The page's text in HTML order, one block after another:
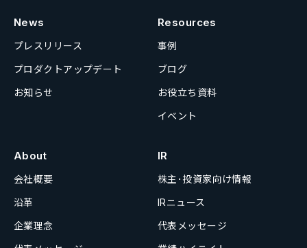
News
プレスリリース
プロダクトアップデート
お知らせ
Resources
事例
ブログ
お役立ち資料
イベント
About
会社概要
沿革
企業理念
IR
株主･投資家向け情報
IRニュース
代表メッセージ